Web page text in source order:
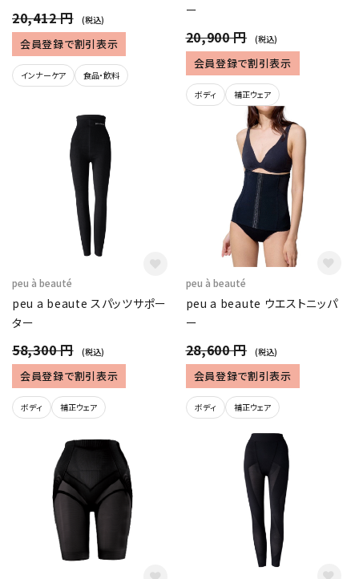
20,412 円 (税込)
会員登録で割引表示
インナーケア 食品・飲料
ー
20,900 円 (税込)
会員登録で割引表示
ボディ 補正ウェア
peu à beauté
peu a beaute スパッツサポー
ター
58,300 円 (税込)
会員登録で割引表示
ボディ 補正ウェア
peu à beauté
peu a beaute ウエストニッパ
ー
28,600 円 (税込)
会員登録で割引表示
ボディ 補正ウェア